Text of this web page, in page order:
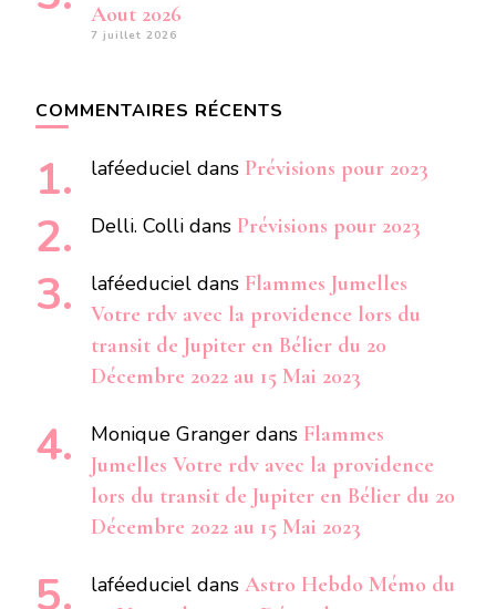
Aout 2026
7 juillet 2026
COMMENTAIRES RÉCENTS
laféeduciel dans Prévisions pour 2023
Delli. Colli dans Prévisions pour 2023
laféeduciel dans Flammes Jumelles
Votre rdv avec la providence lors du
transit de Jupiter en Bélier du 20
Décembre 2022 au 15 Mai 2023
Monique Granger dans Flammes
Jumelles Votre rdv avec la providence
lors du transit de Jupiter en Bélier du 20
Décembre 2022 au 15 Mai 2023
laféeduciel dans Astro Hebdo Mémo du